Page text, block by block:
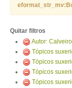
Quitar filtros
Autor:
Tópicos
Tópicos
Tópicos
Tópicos